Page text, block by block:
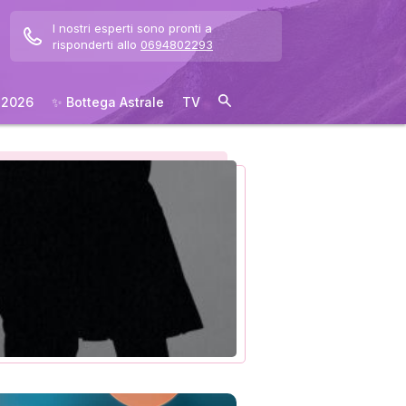
I nostri esperti sono pronti a
risponderti allo 0694802293
2026 ✨ Bottega Astrale TV